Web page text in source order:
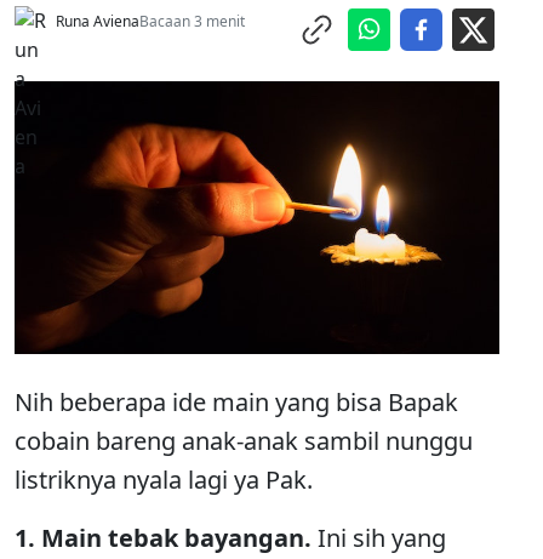
Runa AvienaBacaan 3 menit
Nih beberapa ide main yang bisa Bapak
cobain bareng anak-anak sambil nunggu
listriknya nyala lagi ya Pak.
1. Main tebak bayangan. Ini sih yang